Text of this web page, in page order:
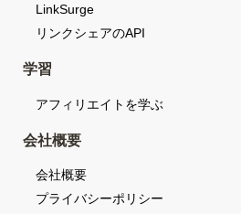
LinkSurge
リンクシェアのAPI
学習
アフィリエイトを学ぶ
会社概要
会社概要
プライバシーポリシー